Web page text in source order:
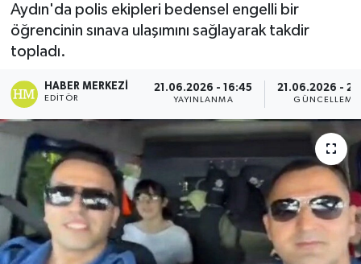
Aydın'da polis ekipleri bedensel engelli bir
öğrencinin sınava ulaşımını sağlayarak takdir
topladı.
HABER MERKEZI
EDITÖR
21.06.2026 - 16:45
YAYINLANMA
21.06.2026 -
GÜNCELLEME